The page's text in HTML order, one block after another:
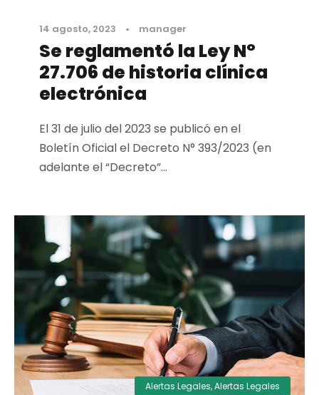
14 agosto, 2023 • manager
Se reglamentó la Ley N°
27.706 de historia clínica
electrónica
El 31 de julio del 2023 se publicó en el
Boletín Oficial el Decreto N° 393/2023 (en
adelante el “Decreto”...
Alertas Legales,Alertas Legales